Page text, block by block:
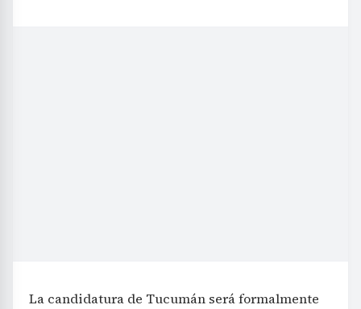
La candidatura de Tucumán será formalmente